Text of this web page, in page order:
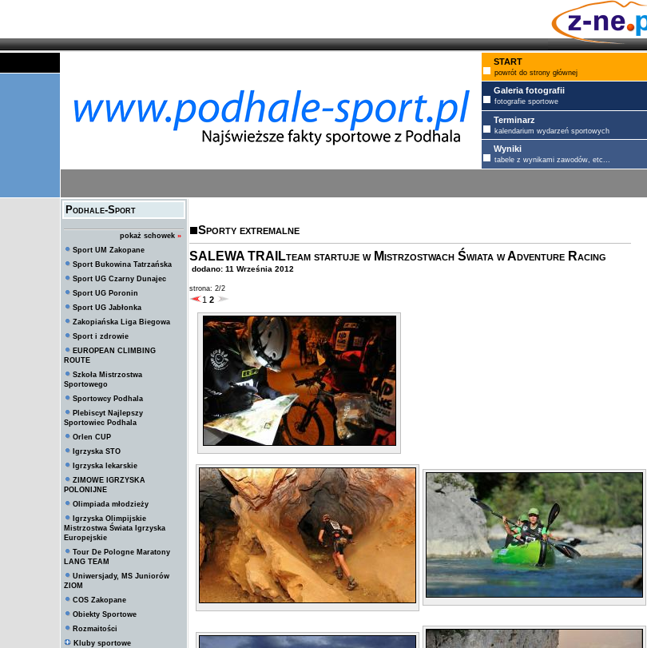
START
powrót do strony głównej
Galeria fotografii
fotografie sportowe
Terminarz
kalendarium wydarzeń sportowych
Wyniki
tabele z wynikami zawodów, etc...
Podhale-Sport
pokaż schowek »
Sport UM Zakopane
Sport Bukowina Tatrzańska
Sport UG Czarny Dunajec
Sport UG Poronin
Sport UG Jabłonka
Zakopiańska Liga Biegowa
Sport i zdrowie
EUROPEAN CLIMBING
ROUTE
Szkoła Mistrzostwa
Sportowego
Sportowcy Podhala
Plebiscyt Najlepszy
Sportowiec Podhala
Orlen CUP
Igrzyska STO
Igrzyska lekarskie
ZIMOWE IGRZYSKA
POLONIJNE
Olimpiada młodzieży
Igrzyska Olimpijskie
Mistrzostwa Świata Igrzyska
Europejskie
Tour De Pologne Maratony
LANG TEAM
Uniwersjady, MS Juniorów
ZIOM
COS Zakopane
Obiekty Sportowe
Rozmaitości
Kluby sportowe
Sporty extremalne
SALEWA TRAILteam startuje w Mistrzostwach Świata w Adventure Racing
dodano: 11 Września 2012
strona: 2/2
1 2